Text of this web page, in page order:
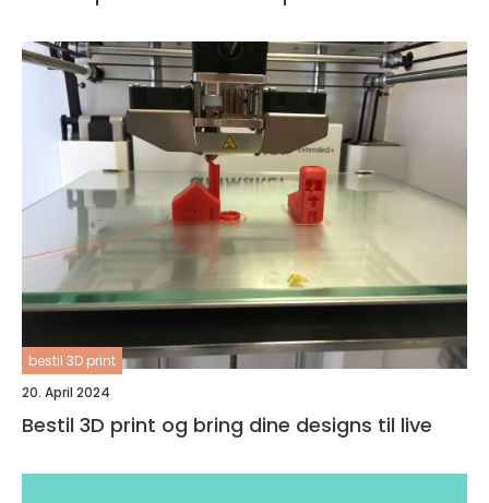
bestil 3D print
20. April 2024
Bestil 3D print og bring dine designs til live